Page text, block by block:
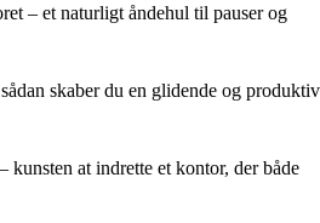
– et naturligt åndehul til pauser og
skaber du en glidende og produktiv
at indrette et kontor, der både